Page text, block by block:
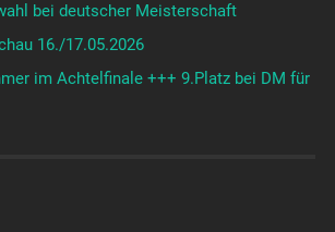
bei deutscher Meisterschaft
16./17.05.2026
im Achtelfinale +++ 9.Platz bei DM für